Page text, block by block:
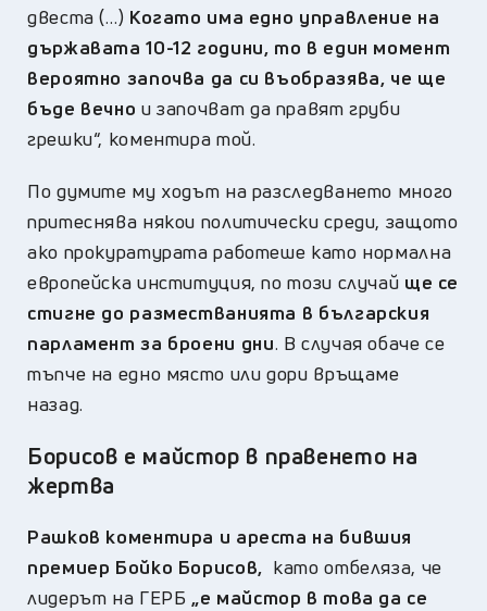
двеста (…) Когато има едно управление на
държавата 10-12 години, то в един момент
вероятно започва да си въобразява, че ще
бъде вечно и започват да правят груби
грешки“, коментира той.
По думите му ходът на разследването много
притеснява някои политически среди, защото
ако прокуратурата работеше като нормална
европейска институция, по този случай ще се
стигне до разместванията в българския
парламент за броени дни. В случая обаче се
тъпче на едно място или дори връщаме
назад.
Борисов е майстор в правенето на
жертва
Рашков коментира и ареста на бившия
премиер Бойко Борисов, като отбеляза, че
лидерът на ГЕРБ„е майстор в това да се